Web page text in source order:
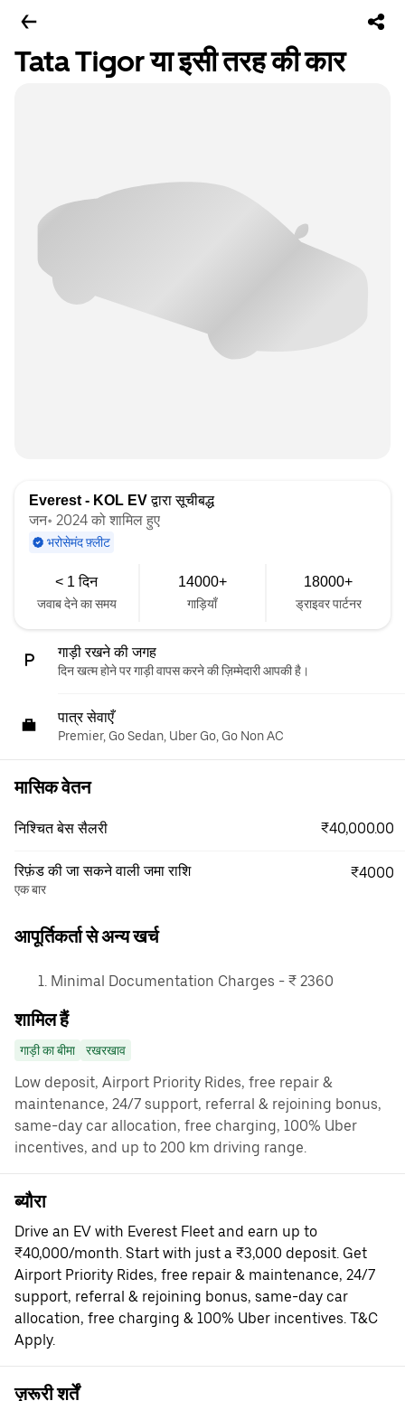
Tata Tigor या इसी तरह की कार
Everest - KOL EVद्वारा सूचीबद्ध
जन॰ 2024 को शामिल हुए
भरोसेमंद फ़्लीट
< 1 दिन
जवाब देने का समय
14000+
गाड़ियाँ
18000+
ड्राइवर पार्टनर
गाड़ी रखने की जगह
दिन खत्म होने पर गाड़ी वापस करने की ज़िम्मेदारी आपकी है।
पात्र सेवाएँ
Premier, Go Sedan, Uber Go, Go Non AC
मासिक वेतन
निश्चित बेस सैलरी ₹40,000.00
रिफ़ंड की जा सकने वाली जमा राशि
एक बार
₹4000
आपूर्तिकर्ता से अन्य खर्च
Minimal Documentation Charges - ₹ 2360
शामिल हैं
गाड़ी का बीमा रखरखाव
Low deposit, Airport Priority Rides, free repair &
maintenance, 24/7 support, referral & rejoining bonus,
same-day car allocation, free charging, 100% Uber
incentives, and up to 200 km driving range.
ब्यौरा
Drive an EV with Everest Fleet and earn up to
₹40,000/month. Start with just a ₹3,000 deposit. Get
Airport Priority Rides, free repair & maintenance, 24/7
support, referral & rejoining bonus, same-day car
allocation, free charging & 100% Uber incentives. T&C
Apply.
ज़रूरी शर्तें